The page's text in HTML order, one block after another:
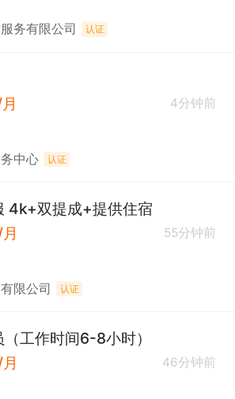
务有限公司 认证
4分钟前
中心 认证
4k+双提成+提供住宿
55分钟前
限公司 认证
工作时间6-8小时）
46分钟前